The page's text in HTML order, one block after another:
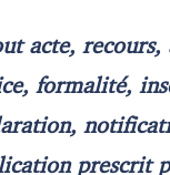
acte, recours,
formalité,
prescrit